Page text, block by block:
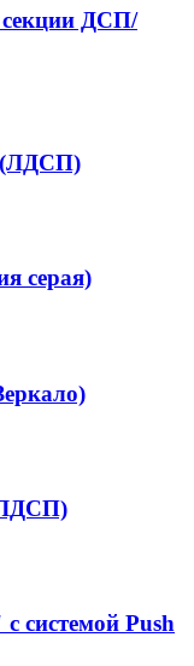
ДСП/
(ЛДСП)
серая)
системой Push